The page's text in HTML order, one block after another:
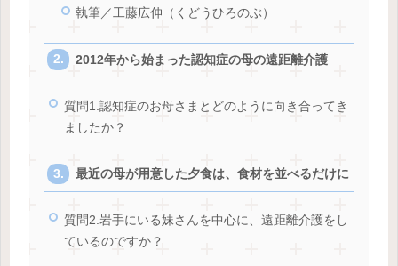
執筆／工藤広伸（くどうひろのぶ）
2012年から始まった認知症の母の遠距離介護
質問1.認知症のお母さまとどのように向き合ってき
ましたか？
最近の母が用意した夕食は、食材を並べるだけに
質問2.岩手にいる妹さんを中心に、遠距離介護をし
ているのですか？